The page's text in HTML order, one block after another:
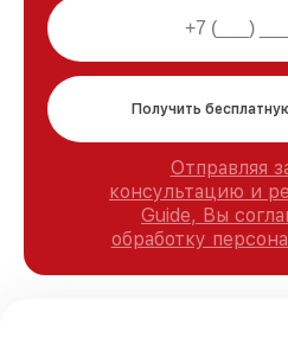
Получить
Отправляя
консультацию и
Guide, Вы
обработку